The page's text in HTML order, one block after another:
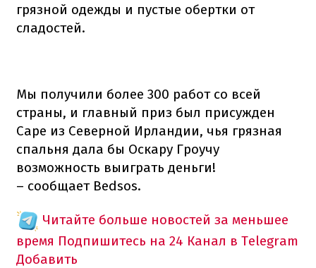
грязной одежды и пустые обертки от
сладостей.
Мы получили более 300 работ со всей
страны, и главный приз был присужден
Саре из Северной Ирландии, чья грязная
спальня дала бы Оскару Гроучу
возможность выиграть деньги!
– сообщает Bedsos.
Читайте больше новостей за меньшее
время Подпишитесь на 24 Канал в Telegram
Добавить